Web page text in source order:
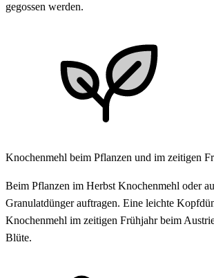
gegossen werden.
Knochenmehl beim Pflanzen und im zeitigen
Beim Pflanzen im Herbst Knochenmehl oder
Granulatdünger auftragen. Eine leichte
Knochenmehl im zeitigen Frühjahr beim
Blüte.